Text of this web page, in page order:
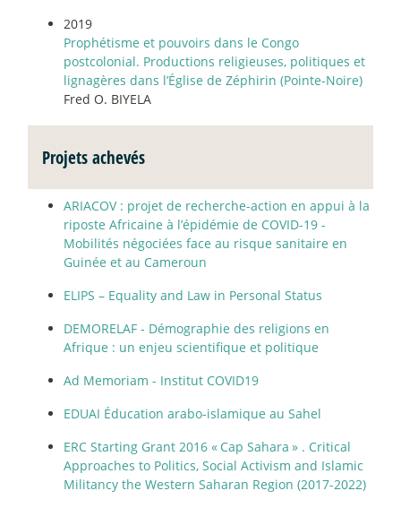
2019
Prophétisme et pouvoirs dans le Congo
postcolonial. Productions religieuses, politiques et
lignagères dans l’Église de Zéphirin (Pointe-Noire)
Fred O. BIYELA
Projets achevés
ARIACOV : projet de recherche-action en appui à la
riposte Africaine à l’épidémie de COVID-19 -
Mobilités négociées face au risque sanitaire en
Guinée et au Cameroun
ELIPS – Equality and Law in Personal Status
DEMORELAF - Démographie des religions en
Afrique : un enjeu scientifique et politique
Ad Memoriam - Institut COVID19
EDUAI Éducation arabo-islamique au Sahel
ERC Starting Grant 2016 « Cap Sahara » . Critical
Approaches to Politics, Social Activism and Islamic
Militancy the Western Saharan Region (2017-2022)